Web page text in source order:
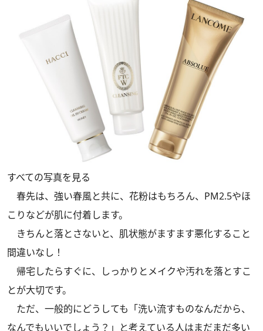
すべての写真を見る
春先は、強い春風と共に、花粉はもちろん、PM2.5やほ
こりなどが肌に付着します。
きちんと落とさないと、肌状態がますます悪化すること
間違いなし！
帰宅したらすぐに、しっかりとメイクや汚れを落とすこ
とが大切です。
ただ、一般的にどうしても「洗い流すものなんだから、
なんでもいいでしょう？」と考えている人はまだまだ多い